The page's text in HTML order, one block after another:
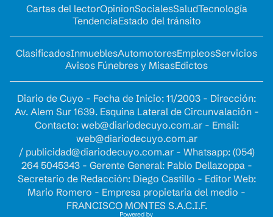
Cartas del lectorOpinionSocialesSaludTecnología
TendenciaEstado del tránsito
ClasificadosInmueblesAutomotoresEmpleosServicios
Avisos Fúnebres y MisasEdictos
Diario de Cuyo - Fecha de Inicio: 11/2003 - Dirección:
Av. Alem Sur 1639. Esquina Lateral de Circunvalación -
Contacto: web@diariodecuyo.com.ar- Email:
web@diariodecuyo.com.ar
/ publicidad@diariodecuyo.com.ar- Whatsapp: (054)
264 5045343 - Gerente General: Pablo Dellazoppa -
Secretario de Redacción: Diego Castillo - Editor Web:
Mario Romero - Empresa propietaria del medio -
FRANCISCO MONTES S.A.C.I.F.